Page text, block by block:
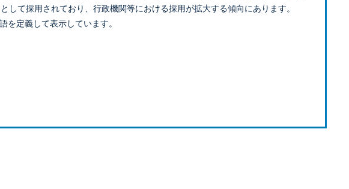
て採用されており、行政機関等における採用が拡大する傾向にあります。
定義して表示しています。